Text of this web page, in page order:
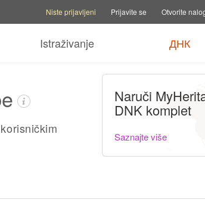
Niste prijavljeni Prijavite se Otvorite
Istraživanje ДНК
Naruči
DNK komplet
Saznajte više